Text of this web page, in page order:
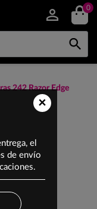
0

242 Razor Edge
×
el
de envío